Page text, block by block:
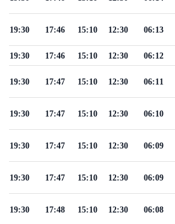
06:13
12:30
15:10
17:46
19:30
06:12
12:30
15:10
17:46
19:30
06:11
12:30
15:10
17:47
19:30
06:10
12:30
15:10
17:47
19:30
06:09
12:30
15:10
17:47
19:30
06:09
12:30
15:10
17:47
19:30
06:08
12:30
15:10
17:48
19:30